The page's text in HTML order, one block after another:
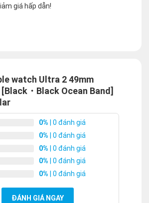
giá hấp dẫn!
watch Ultra 2 49mm
・Black Ocean Band]
0% | 0 đánh giá
0% | 0 đánh giá
0% | 0 đánh giá
0% | 0 đánh giá
0% | 0 đánh giá
ĐÁNH GIÁ NGAY